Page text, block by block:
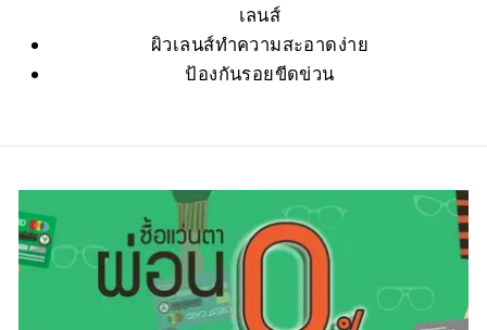
เลนส์
ผิวเลนส์ทำความสะอาดง่าย
ป้องกันรอยขีดข่วน